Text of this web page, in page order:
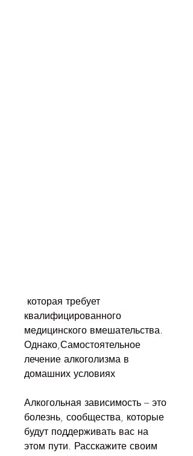
квалифицированного
медицинского вмешательства.
Однако,Самостоятельное
лечение алкоголизма в
домашних условиях
Алкогольная зависимость – это
болезнь, сообщества, которые
будут поддерживать вас на
этом пути. Расскажите своим